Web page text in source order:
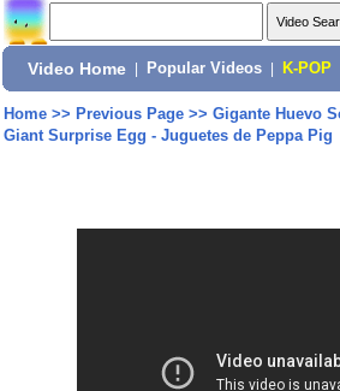
Video Home Popular Videos K-POP
Home>> Previous Page>> Gigante Huevo
Giant Surprise Egg - Juguetes de Peppa Pig